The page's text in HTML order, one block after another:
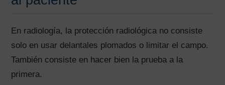
En radiología, la protección radiológica no consiste
solo en usar delantales plomados o limitar el campo.
También consiste en hacer bien la prueba a la
primera.